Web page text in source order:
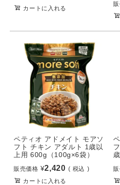
カートに入れる
ペティオ アドメイト モアソ
フト チキン アダルト 1歳以
上用 600g（100g×6袋）
販売価格 ¥2,420
税込
カートに入れる